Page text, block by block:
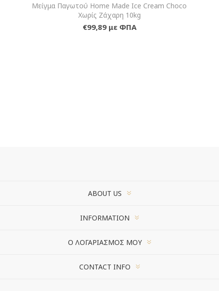
Μείγμα Παγωτού Home Made Ice Cream Choco
Χωρίς Ζάχαρη 10kg
€99,89 με ΦΠΑ
ABOUT US
INFORMATION
Ο ΛΟΓΑΡΙΑΣΜΌΣ ΜΟΥ
CONTACT INFO